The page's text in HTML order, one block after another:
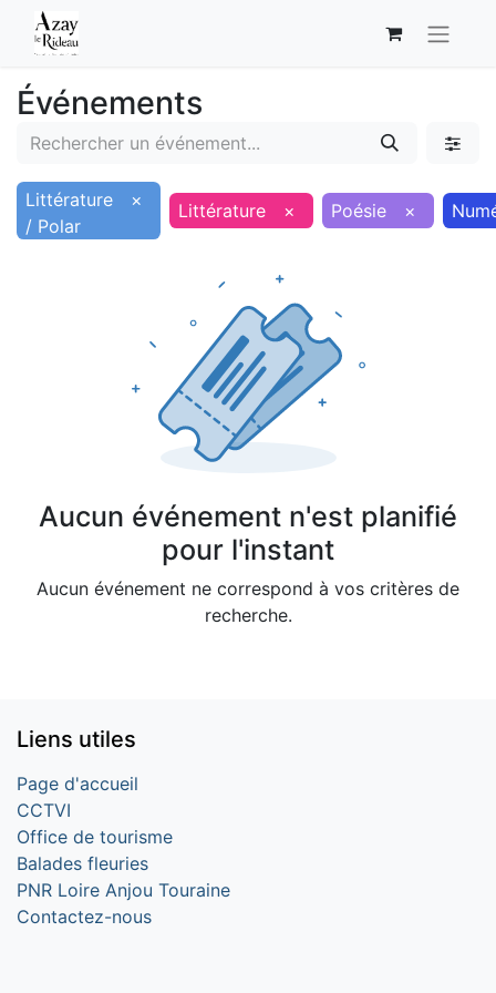
Événements
Littérature
/ Polar
× Littérature × Poésie ×
Aucun événement n'est planifié
pour l'instant
Aucun événement ne correspond à vos critères de
recherche.
Liens utiles
Page d'accueil
CCTVI
Office de tourisme
Balades fleuries
PNR Loire Anjou Touraine
Contactez-nous